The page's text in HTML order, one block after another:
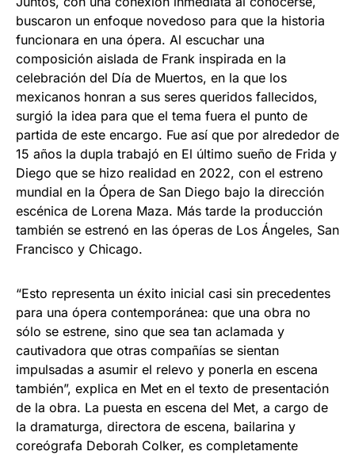
buscaron un enfoque novedoso para que la historia
funcionara en una ópera. Al escuchar una
composición aislada de Frank inspirada en la
celebración del Día de Muertos, en la que los
mexicanos honran a sus seres queridos fallecidos,
surgió la idea para que el tema fuera el punto de
partida de este encargo. Fue así que por alrededor de
15 años la dupla trabajó en El último sueño de Frida y
Diego que se hizo realidad en 2022, con el estreno
mundial en la Ópera de San Diego bajo la dirección
escénica de Lorena Maza. Más tarde la producción
también se estrenó en las óperas de Los Ángeles, San
Francisco y Chicago.
“Esto representa un éxito inicial casi sin precedentes
para una ópera contemporánea: que una obra no
sólo se estrene, sino que sea tan aclamada y
cautivadora que otras compañías se sientan
impulsadas a asumir el relevo y ponerla en escena
también”, explica en Met en el texto de presentación
de la obra. La puesta en escena del Met, a cargo de
la dramaturga, directora de escena, bailarina y
coreógrafa Deborah Colker, es completamente